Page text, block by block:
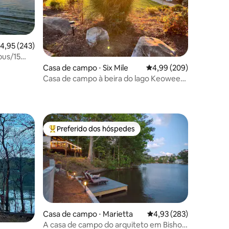
de uma avaliação média de 5, 243 avaliações
4,95 (243)
15
Casa de campo ⋅ Six Mile 4,99 de uma avaliação
4,99 (209)
Casa de campo à beira do lago Keowee
Entre os melhores preferidos dos hóspedes
Preferido dos hóspedes
Casa de campo ⋅ Marietta 4,93 de uma avaliação
4,93 (283)
A casa de campo do arquiteto em Bishop